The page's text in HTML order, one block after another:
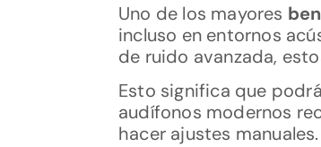
Uno de los mayores
incluso en entornos
de ruido avanzada,
Esto significa que
audífonos modernos
hacer ajustes manuales.